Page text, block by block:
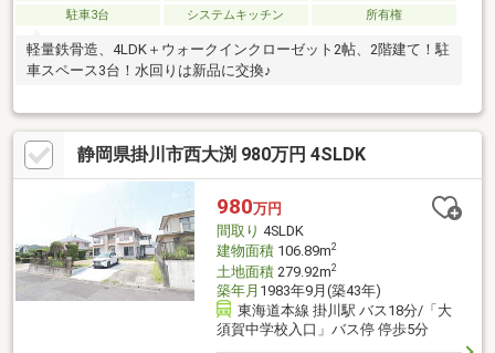
駐車3台
システムキッチン 所有権
軽量鉄骨造、4LDK＋ウォークインクローゼット2帖、2階建て！駐
車スペース3台！水回りは新品に交換♪
静岡県掛川市西大渕 980万円 4SLDK
980万円
間取り 4SLDK
建物面積106.89m2
土地面積279.92m2
築年月 1983年9月(築43年)
東海道本線 掛川駅 バス18分/「大
須賀中学校入口」バス停 停歩5分